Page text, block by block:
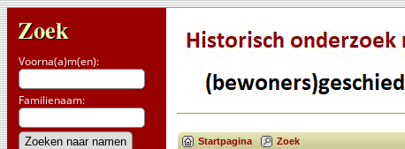
Zoek
Voorna(a)m(en):
Familienaam:
Startpagina Zoek